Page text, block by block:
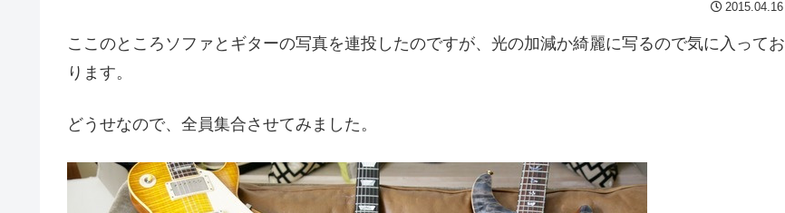
2015.04.16
ここのところソファとギターの写真を連投したのですが、光の加減か綺麗に写るので気に入ってお
ります。
どうせなので、全員集合させてみました。